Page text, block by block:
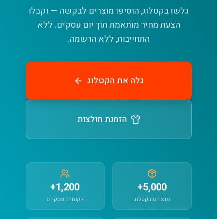
גלשו בקטלוג, הוסיפו מוצרים לבקשה — וקבלו
הצעת מחיר מותאמת תוך יום עסקים. ללא
התחייבות, ללא הרשמה.
גלה את הקטלוג
הזמנת חולצות
5,000+
מוצרים בקטלוג
1,200+
לקוחות עסקיים